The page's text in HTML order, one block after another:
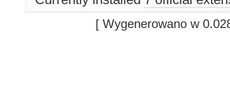
[ Wygenerowano w